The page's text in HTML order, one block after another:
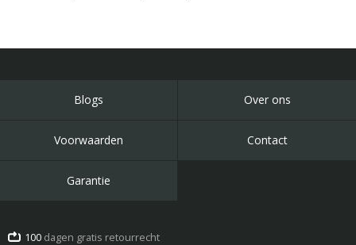
Blogs Over ons
Voorwaarden Contact
Garantie
100 dagen gratis retourrecht